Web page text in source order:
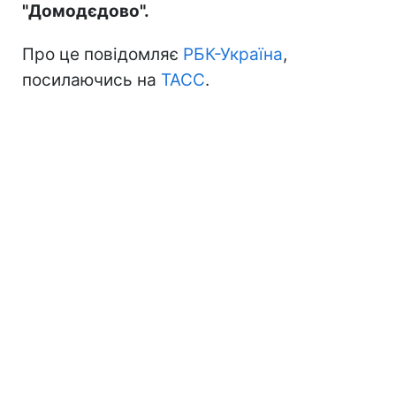
"Домодєдово".
Про це повідомляє РБК-Україна,
посилаючись на ТАСС.